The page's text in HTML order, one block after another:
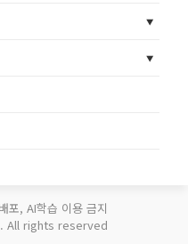
포, AI학습 이용 금지
. All rights reserved